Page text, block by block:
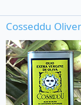
Cosseddu